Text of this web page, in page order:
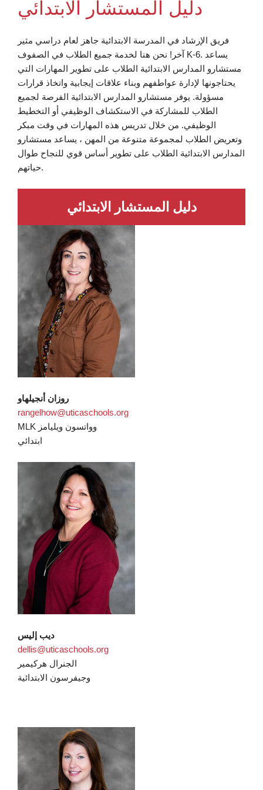
دليل المستشار الابتدائي
فريق الإرشاد في المدرسة الابتدائية جاهز لعام دراسي مثير
آخر! نحن هنا لخدمة جميع الطلاب في الصفوف K-6. يساعد
مستشارو المدارس الابتدائية الطلاب على تطوير المهارات التي
يحتاجونها لإدارة عواطفهم وبناء علاقات إيجابية واتخاذ قرارات
مسؤولة. يوفر مستشارو المدارس الابتدائية الفرصة لجميع
الطلاب للمشاركة في الاستكشاف الوظيفي أو التخطيط
الوظيفي. من خلال تدريس هذه المهارات في وقت مبكر
وتعريض الطلاب لمجموعة متنوعة من المهن ، يساعد مستشارو
المدارس الابتدائية الطلاب على تطوير أساس قوي للنجاح طوال
حياتهم.
دليل المستشار الابتدائي
روزان أنجيلهاو
rangelhow@uticaschools.org
MLK وواتسون ويليامز
ابتدائي
ديب إليس
dellis@uticaschools.org
الجنرال هركيمير
وجيفرسون الابتدائية